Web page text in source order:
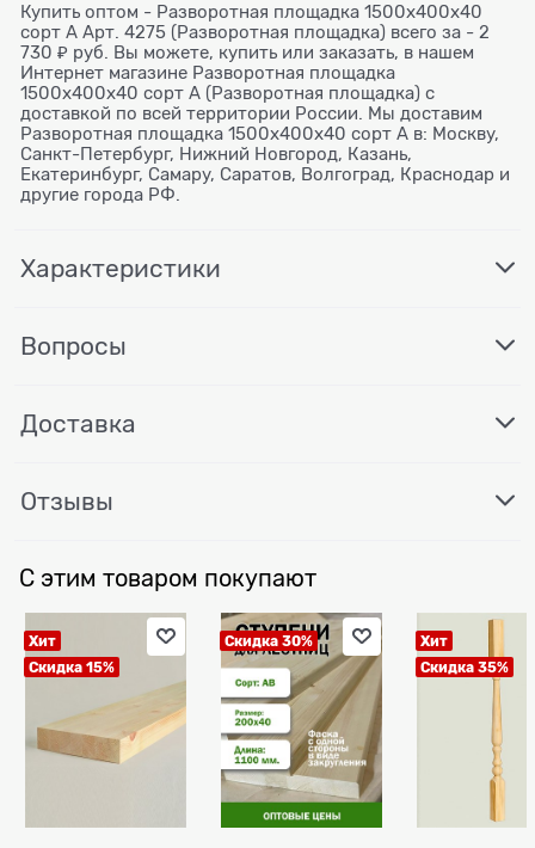
Купить оптом - Разворотная площадка 1500х400х40
сорт А Арт. 4275 (Разворотная площадка) всего за - 2
730 ₽ руб. Вы можете, купить или заказать, в нашем
Интернет магазине Разворотная площадка
1500х400х40 сорт А (Разворотная площадка) с
доставкой по всей территории России. Мы доставим
Разворотная площадка 1500х400х40 сорт А в: Москву,
Санкт-Петербург, Нижний Новгород, Казань,
Екатеринбург, Самару, Саратов, Волгоград, Краснодар и
другие города РФ.
Характеристики
Вопросы
Доставка
Отзывы
С этим товаром покупают
Хит
Скидка 15%
Скидка 30%
Хит
Скидка 35%